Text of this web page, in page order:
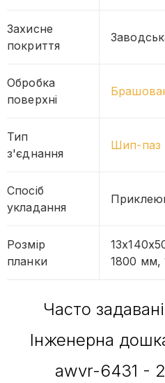
Захисне
покриття
Обробка
поверхні
Тип
з'єднання
Шип-паз
Спосіб
укладання
Розмір
планки
1800 мм,
Часто
Інженерна
awvr-6431 -